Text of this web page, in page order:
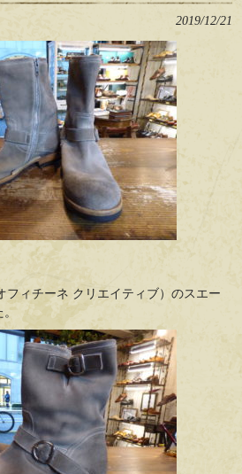
2019/12/21
フィチーネ クリエイティブ）のスエー
。